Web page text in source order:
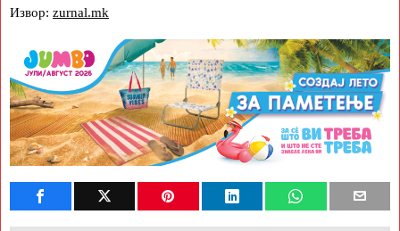
Извор: zurnal.mk